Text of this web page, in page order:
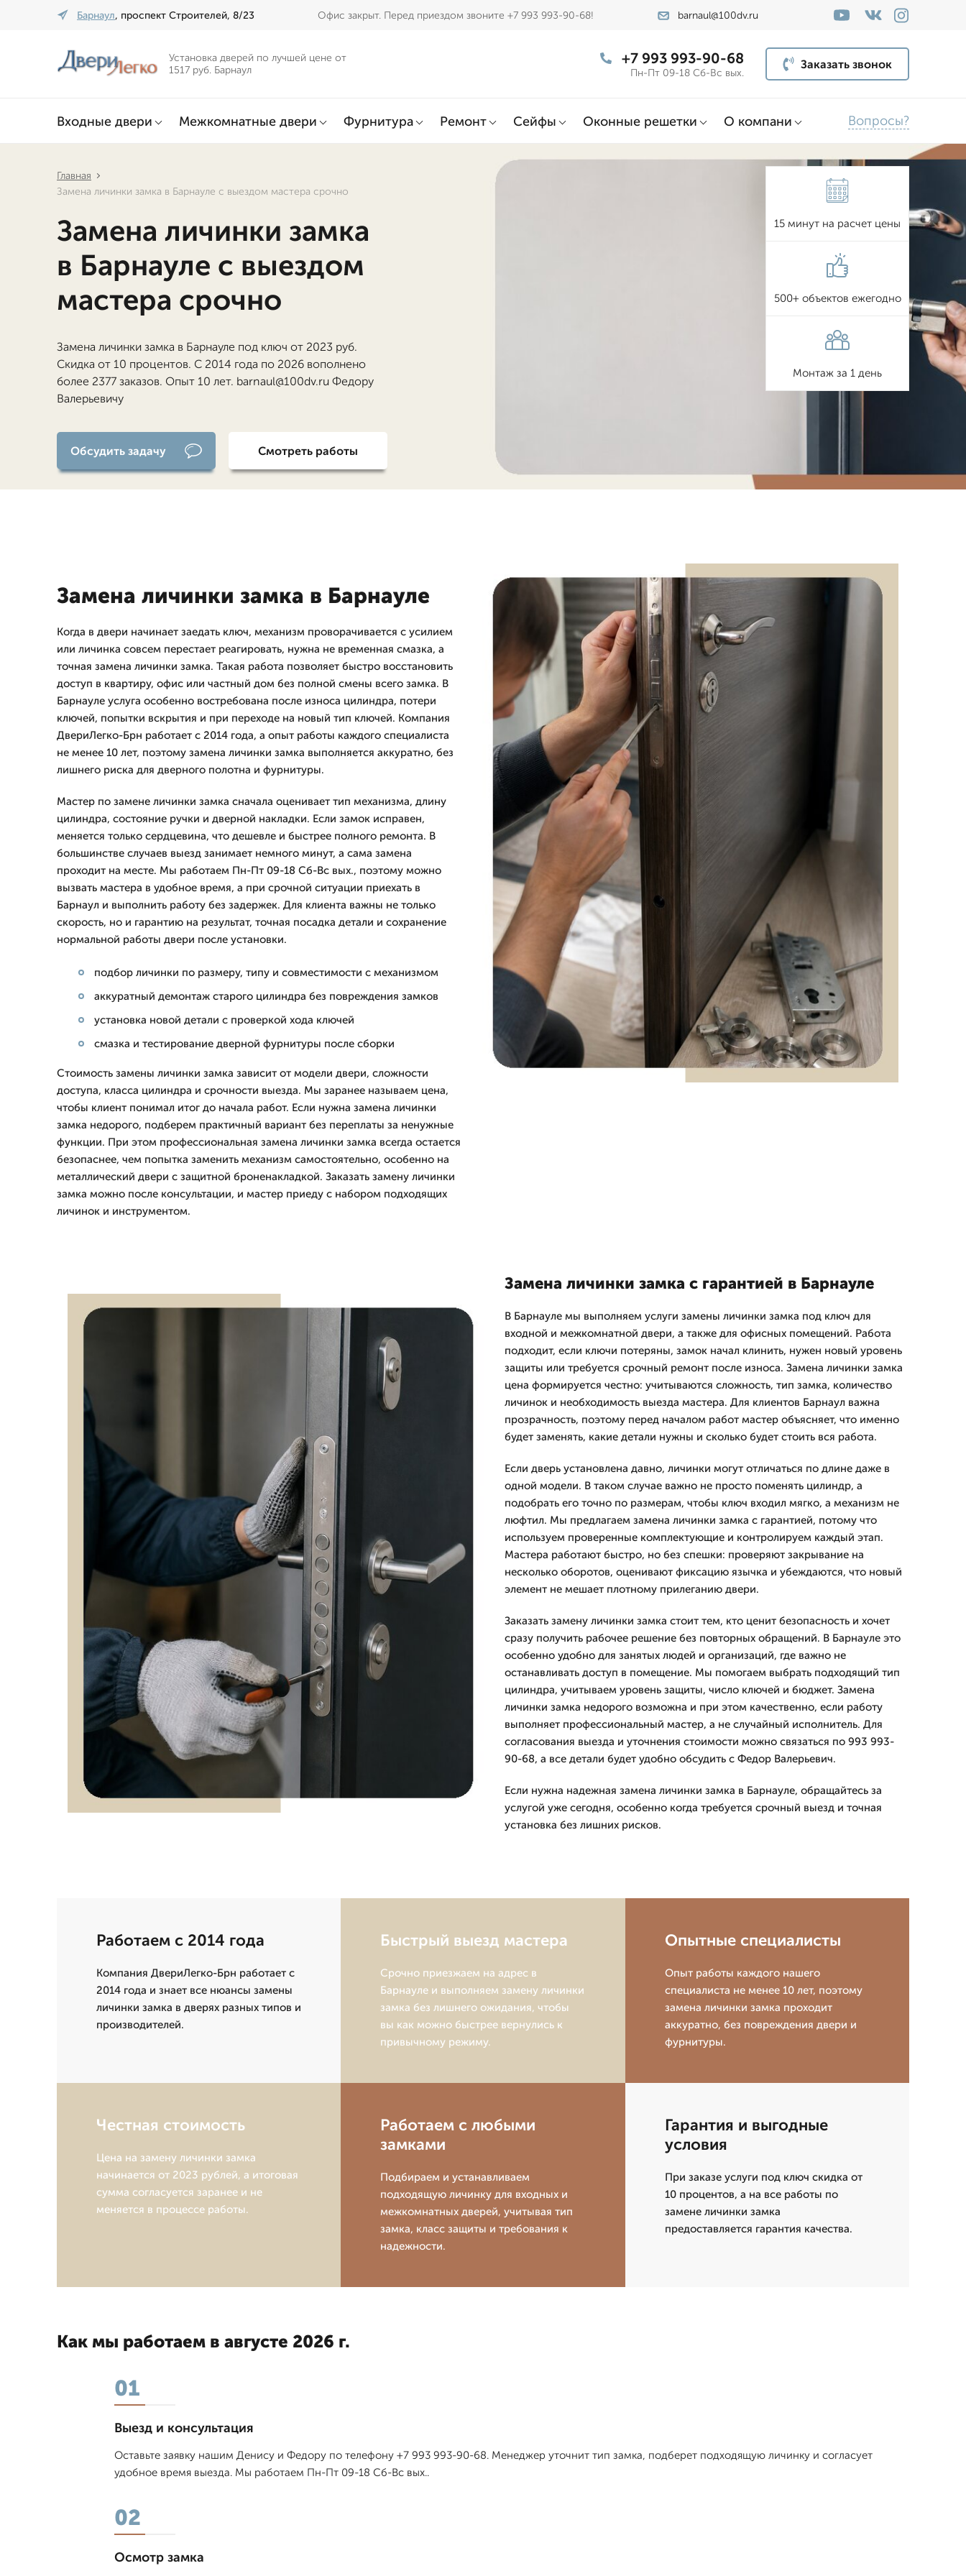
Барнаул, проспект Строителей, 8/23 Офис закрыт. Перед приездом звоните +7 993 993-90-68! barnaul@100dv.ru
Установка дверей по лучшей цене от
1517 руб. Барнаул
+7 993 993-90-68
Пн-Пт 09-18 Сб-Вс вых.
Заказать звонок
Входные двери Межкомнатные двери Фурнитура Ремонт Сейфы Оконные решетки О компани Вопросы?
Главная
Замена личинки замка в Барнауле с выездом мастера срочно
Замена личинки замка
в Барнауле с выездом
мастера срочно
Замена личинки замка в Барнауле под ключ от 2023 руб.
Скидка от 10 процентов. С 2014 года по 2026 вополнено
более 2377 заказов. Опыт 10 лет. barnaul@100dv.ru Федору
Валерьевичу
Обсудить задачу Смотреть работы
15 минут на расчет цены
500+ объектов ежегодно
Монтаж за 1 день
Замена личинки замка в Барнауле
Когда в двери начинает заедать ключ, механизм проворачивается с усилием
или личинка совсем перестает реагировать, нужна не временная смазка, а
точная замена личинки замка. Такая работа позволяет быстро восстановить
доступ в квартиру, офис или частный дом без полной смены всего замка. В
Барнауле услуга особенно востребована после износа цилиндра, потери
ключей, попытки вскрытия и при переходе на новый тип ключей. Компания
ДвериЛегко-Брн работает с 2014 года, а опыт работы каждого специалиста
не менее 10 лет, поэтому замена личинки замка выполняется аккуратно, без
лишнего риска для дверного полотна и фурнитуры.
Мастер по замене личинки замка сначала оценивает тип механизма, длину
цилиндра, состояние ручки и дверной накладки. Если замок исправен,
меняется только сердцевина, что дешевле и быстрее полного ремонта. В
большинстве случаев выезд занимает немного минут, а сама замена
проходит на месте. Мы работаем Пн-Пт 09-18 Сб-Вс вых., поэтому можно
вызвать мастера в удобное время, а при срочной ситуации приехать в
Барнаул и выполнить работу без задержек. Для клиента важны не только
скорость, но и гарантию на результат, точная посадка детали и сохранение
нормальной работы двери после установки.
подбор личинки по размеру, типу и совместимости с механизмом
аккуратный демонтаж старого цилиндра без повреждения замков
установка новой детали с проверкой хода ключей
смазка и тестирование дверной фурнитуры после сборки
Стоимость замены личинки замка зависит от модели двери, сложности
доступа, класса цилиндра и срочности выезда. Мы заранее называем цена,
чтобы клиент понимал итог до начала работ. Если нужна замена личинки
замка недорого, подберем практичный вариант без переплаты за ненужные
функции. При этом профессиональная замена личинки замка всегда остается
безопаснее, чем попытка заменить механизм самостоятельно, особенно на
металлический двери с защитной броненакладкой. Заказать замену личинки
замка можно после консультации, и мастер приеду с набором подходящих
личинок и инструментом.
Замена личинки замка с гарантией в Барнауле
В Барнауле мы выполняем услуги замены личинки замка под ключ для
входной и межкомнатной двери, а также для офисных помещений. Работа
подходит, если ключи потеряны, замок начал клинить, нужен новый уровень
защиты или требуется срочный ремонт после износа. Замена личинки замка
цена формируется честно: учитываются сложность, тип замка, количество
личинок и необходимость выезда мастера. Для клиентов Барнаул важна
прозрачность, поэтому перед началом работ мастер объясняет, что именно
будет заменять, какие детали нужны и сколько будет стоить вся работа.
Если дверь установлена давно, личинки могут отличаться по длине даже в
одной модели. В таком случае важно не просто поменять цилиндр, а
подобрать его точно по размерам, чтобы ключ входил мягко, а механизм не
люфтил. Мы предлагаем замена личинки замка с гарантией, потому что
используем проверенные комплектующие и контролируем каждый этап.
Мастера работают быстро, но без спешки: проверяют закрывание на
несколько оборотов, оценивают фиксацию язычка и убеждаются, что новый
элемент не мешает плотному прилеганию двери.
Заказать замену личинки замка стоит тем, кто ценит безопасность и хочет
сразу получить рабочее решение без повторных обращений. В Барнауле это
особенно удобно для занятых людей и организаций, где важно не
останавливать доступ в помещение. Мы помогаем выбрать подходящий тип
цилиндра, учитываем уровень защиты, число ключей и бюджет. Замена
личинки замка недорого возможна и при этом качественно, если работу
выполняет профессиональный мастер, а не случайный исполнитель. Для
согласования выезда и уточнения стоимости можно связаться по 993 993-
90-68, а все детали будет удобно обсудить с Федор Валерьевич.
Если нужна надежная замена личинки замка в Барнауле, обращайтесь за
услугой уже сегодня, особенно когда требуется срочный выезд и точная
установка без лишних рисков.
Работаем с 2014 года
Компания ДвериЛегко-Брн работает с
2014 года и знает все нюансы замены
личинки замка в дверях разных типов и
производителей.
Быстрый выезд мастера
Срочно приезжаем на адрес в
Барнауле и выполняем замену личинки
замка без лишнего ожидания, чтобы
вы как можно быстрее вернулись к
привычному режиму.
Опытные специалисты
Опыт работы каждого нашего
специалиста не менее 10 лет, поэтому
замена личинки замка проходит
аккуратно, без повреждения двери и
фурнитуры.
Честная стоимость
Цена на замену личинки замка
начинается от 2023 рублей, а итоговая
сумма согласуется заранее и не
меняется в процессе работы.
Работаем с любыми
замками
Подбираем и устанавливаем
подходящую личинку для входных и
межкомнатных дверей, учитывая тип
замка, класс защиты и требования к
надежности.
Гарантия и выгодные
условия
При заказе услуги под ключ скидка от
10 процентов, а на все работы по
замене личинки замка
предоставляется гарантия качества.
Как мы работаем в августе 2026 г.
01
Выезд и консультация
Оставьте заявку нашим Денису и Федору по телефону +7 993 993-90-68. Менеджер уточнит тип замка, подберет подходящую личинку и согласует
удобное время выезда. Мы работаем Пн-Пт 09-18 Сб-Вс вых..
02
Осмотр замка